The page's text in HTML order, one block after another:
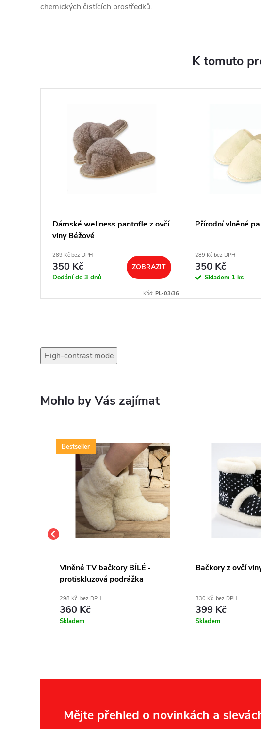
chemických čistících prostředků.
K tomuto
Dámské wellness pantofle z ovčí
vlny Béžové
289 Kč bez DPH
350 Kč
Dodání do 3 dnů
ZOBRAZIT
Kód: PL-03/36
Přírodní vlněné
289 Kč bez DPH
350 Kč
Skladem 1 ks
High-contrast mode
Mohlo by Vás zajímat
Bestseller
Vlněné TV bačkory BÍLÉ -
protiskluzová podrážka
298 Kč bez DPH
360 Kč
Skladem
Bačkory z ovčí
330 Kč bez DPH
399 Kč
Skladem
Mějte přehled o novinkách a